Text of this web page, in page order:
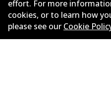
การรับประกัน
ข้อกำหนดและเงื่อนไข
effort. For more
cookies, or to learn how
please see our Cookie